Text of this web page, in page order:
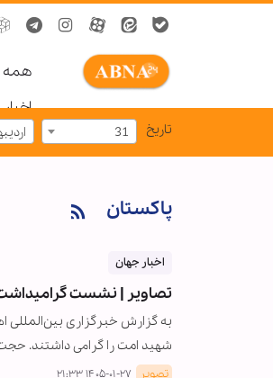
همه
اخبار
تاریخ 31
پاکستان
اخبار جهان
تصاویر | نشست گرامیداشت
به گزارش خبرگزاری بین‌المللی
شهید امت را گرامی داشتند.
تصویر ۱۴۰۵-۰۱-۲۷ ۲۱:۳۳